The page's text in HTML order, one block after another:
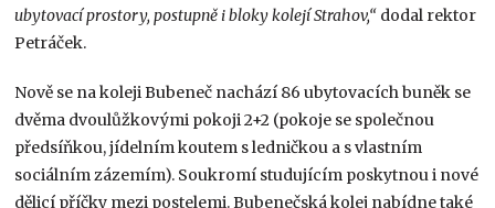
ubytovací prostory, postupně i bloky kolejí Strahov,“ dodal rektor
Petráček.
Nově se na koleji Bubeneč nachází 86 ubytovacích buněk se
dvěma dvoulůžkovými pokoji 2+2 (pokoje se společnou
předsíňkou, jídelním koutem s ledničkou a s vlastním
sociálním zázemím). Soukromí studujícím poskytnou i nové
dělicí příčky mezi postelemi. Bubenečská kolej nabídne také